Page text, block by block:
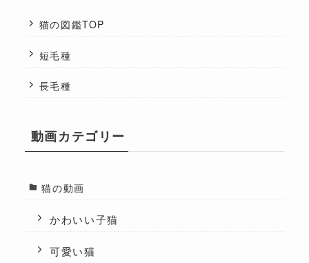
猫の図鑑TOP
短毛種
長毛種
動画カテゴリー
猫の動画
かわいい子猫
可愛い猫